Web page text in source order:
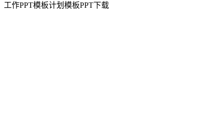
工作PPT模板计划模板PPT下载